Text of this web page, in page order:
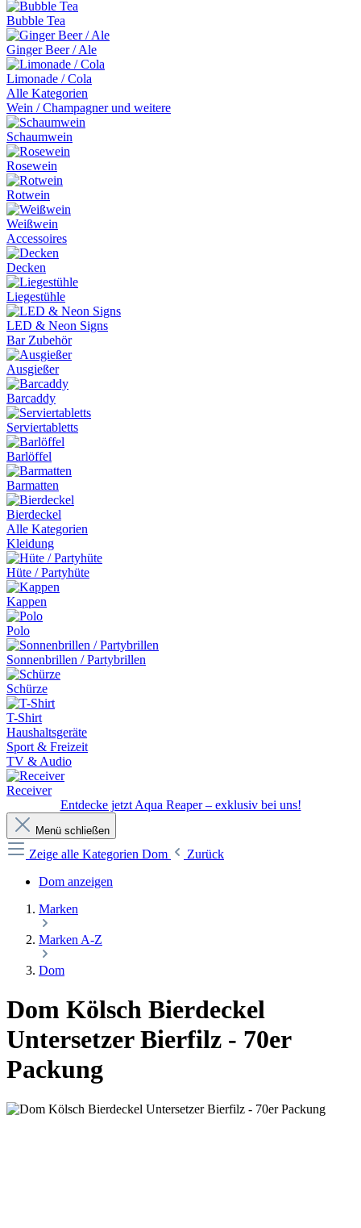
Bubble Tea
Ginger Beer / Ale
Limonade / Cola
Alle Kategorien
Wein / Champagner und weitere
Schaumwein
Rosewein
Rotwein
Weißwein
Accessoires
Decken
Liegestühle
LED & Neon Signs
Bar Zubehör
Ausgießer
Barcaddy
Serviertabletts
Barlöffel
Barmatten
Bierdeckel
Alle Kategorien
Kleidung
Hüte / Partyhüte
Kappen
Polo
Sonnenbrillen / Partybrillen
Schürze
T-Shirt
Haushaltsgeräte
Sport & Freizeit
TV & Audio
Receiver
Entdecke jetzt Aqua Reaper – exklusiv bei uns!
Menü schließen
Zeige alle Kategorien Dom
Zurück
Dom anzeigen
Marken
Marken A-Z
Dom
Dom Kölsch Bierdeckel
Untersetzer Bierfilz - 70er
Packung